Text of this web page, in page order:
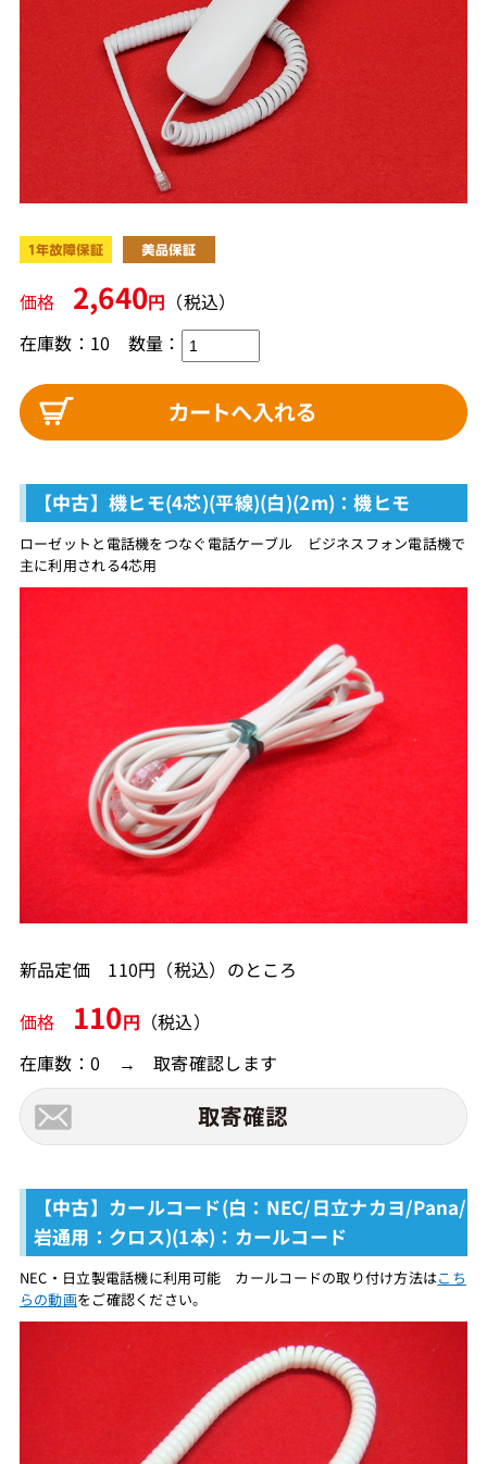
価格 2,640円 （税込）
在庫数：10 数量：
【中古】機ヒモ(4芯)(平線)(白)(2m)：機ヒモ
ローゼットと電話機をつなぐ電話ケーブル ビジネスフォン電話機で
主に利用される4芯用
新品定価 110円（税込）のところ
価格 110円 （税込）
在庫数：0 → 取寄確認します
【中古】カールコード(白：NEC/日立ナカヨ/Pana/
岩通用：クロス)(1本)：カールコード
NEC・日立製電話機に利用可能 カールコードの取り付け方法はこち
らの動画をご確認ください。